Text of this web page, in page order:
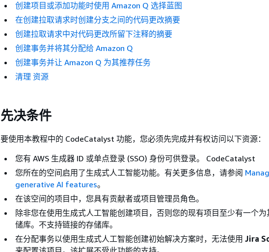
创建项目或添加功能时使用 Amazon Q 选择蓝图
在创建拉取请求时创建分支之间的代码更改摘要
创建拉取请求中对代码更改所留下注释的摘要
创建事务并将其分配给 Amazon Q
创建事务并让 Amazon Q 为其推荐任务
清理 资源
先决条件
要使用本教程中的 CodeCatalyst 功能，您必须先完成并有权访问以下资源：
您有 AWS 生成器 ID 或单点登录 (SSO) 身份可供登录。 CodeCatalyst
您所在的空间启用了生成式人工智能功能。有关更多信息，请参阅
generative AI features。
在该空间的项目中，您具有贡献者或项目管理员角色。
除非您在使用生成式人工智能创建项目，否则您的现有项目至少有一个
储库。不支持链接的存储库。
在分配事务以使用生成式人工智能创建初始解决方案时，无法使用 Jira